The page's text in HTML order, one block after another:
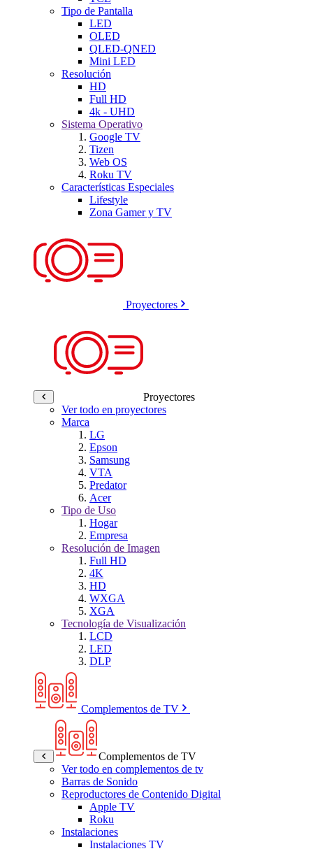
Tipo de Pantalla
LED
OLED
QLED-QNED
Mini LED
Resolución
HD
Full HD
4k - UHD
Sistema Operativo
Google TV
Tizen
Web OS
Roku TV
Características Especiales
Lifestyle
Zona Gamer y TV
Proyectores
Proyectores
Ver todo en proyectores
Marca
LG
Epson
Samsung
VTA
Predator
Acer
Tipo de Uso
Hogar
Empresa
Resolución de Imagen
Full HD
4K
HD
WXGA
XGA
Tecnología de Visualización
LCD
LED
DLP
Complementos de TV
Complementos de TV
Ver todo en complementos de tv
Barras de Sonido
Reproductores de Contenido Digital
Apple TV
Roku
Instalaciones
Instalaciones TV